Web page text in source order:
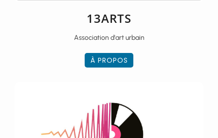
13ARTS
Association d'art urbain
À PROPOS